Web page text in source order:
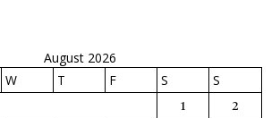
August 2026
W T F S S
1 2